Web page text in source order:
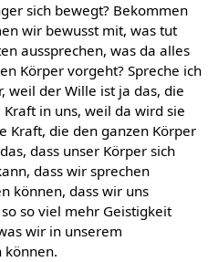
sich bewegt? Bekommen
wir bewusst mit, was tut
aussprechen, was da alles
Körper vorgeht? Spreche ich
weil der Wille ist ja das, die
in uns, weil da wird sie
Kraft, die den ganzen Körper
dass unser Körper sich
dass wir sprechen
können, dass wir uns
so viel mehr Geistigkeit
wir in unserem
können.